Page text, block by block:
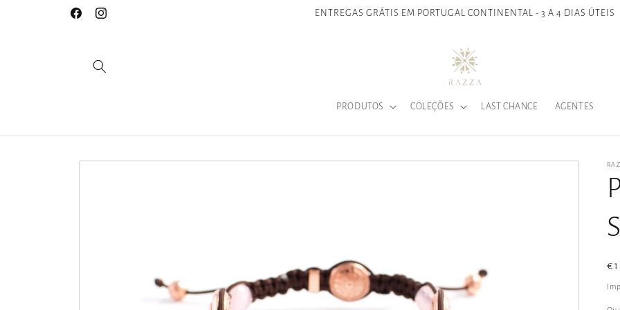
FacebookInstagram
ENTREGAS GRÁTIS EM PORTUGAL CONTINENTAL - 3 A 4 DIAS ÚTEIS
PRODUTOS COLEÇÕES LAST CHANCE AGENTES